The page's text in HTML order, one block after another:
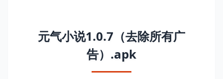
元气小说1.0.7（去除所有广
告）.apk